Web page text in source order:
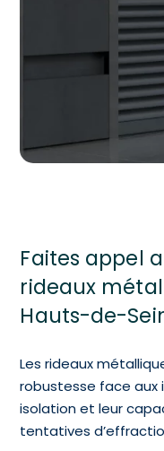
Faites appel
rideaux
Hauts-de-
Les rideaux
robustesse face aux
isolation et leur
tentatives